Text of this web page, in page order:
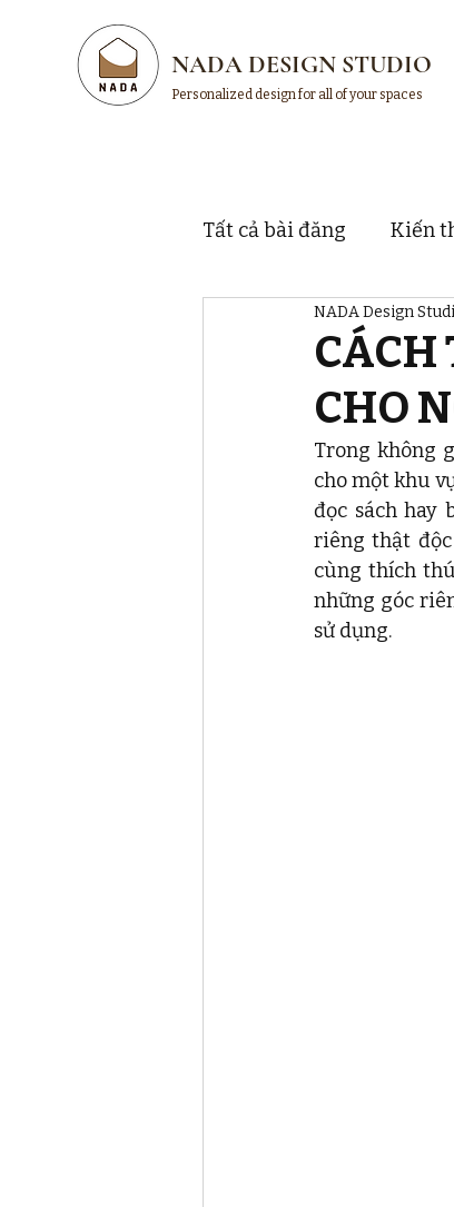
NADA DESIGN STUDIO
Personalized design for all of your spaces
Tất cả bài đăng Kiến
Thị trường và thương
CÁCH
CHO
NADA Design
Trong không
cho một khu
đọc sách hay
riêng thật
cùng thích
những góc
sử dụng.